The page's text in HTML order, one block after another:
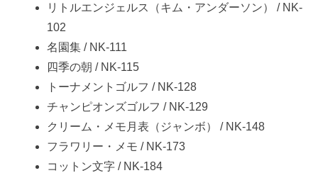
リトルエンジェルス（キム・アンダーソン） / NK-
102
名園集 / NK-111
四季の朝 / NK-115
トーナメントゴルフ / NK-128
チャンピオンズゴルフ / NK-129
クリーム・メモ月表（ジャンボ） / NK-148
フラワリー・メモ / NK-173
コットン文字 / NK-184